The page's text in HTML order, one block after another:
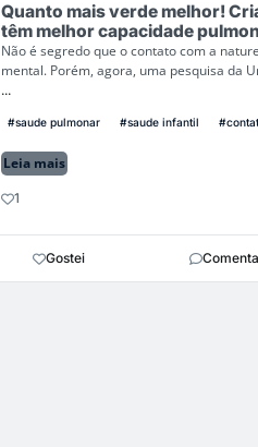
Quanto mais verde melhor!
têm melhor capacidade
Não é segredo que o contato com a
mental. Porém, agora, uma pesquisa da
...
#saude pulmonar #saude infantil
Leia mais
1
Gostei